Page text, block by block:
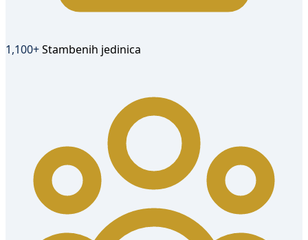
1,100+ Stambenih jedinica